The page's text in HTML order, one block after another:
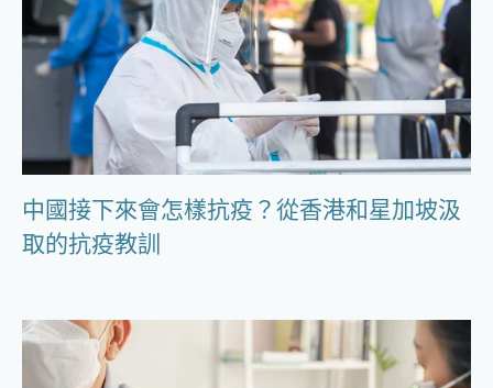
中國接下來會怎樣抗疫？從香港和星加坡汲
取的抗疫教訓